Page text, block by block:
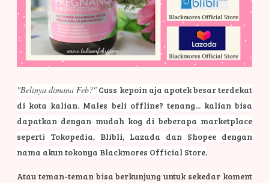
"Belinya dimana Feb?" Cuss kepoin aja apotek besar terdekat
di kota kalian. Males beli offline? tenang... kalian bisa
dapatkan dengan mudah kog di beberapa marketplace
seperti Tokopedia, Blibli, Lazada dan Shopee dengan
nama akun tokonya Blackmores Official Store.
Atau teman-teman bisa berkunjung untuk sekedar koment